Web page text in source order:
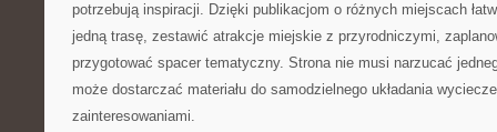
potrzebują inspiracji. Dzięki publikacjom o różnych miejscach
jedną trasę, zestawić atrakcje miejskie z przyrodniczymi,
przygotować spacer tematyczny. Strona nie musi narzucać
może dostarczać materiału do samodzielnego układania
zainteresowaniami.